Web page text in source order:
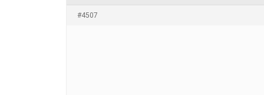
#4507